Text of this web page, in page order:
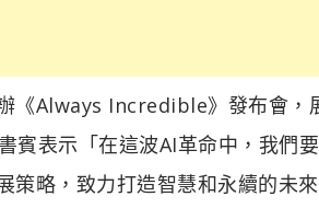
《Always Incredible》發布會，
賓表示「在這波AI革命中，我
略，致力打造智慧和永續的未來